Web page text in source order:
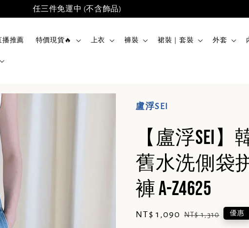
任三件免運中 (不含飾品)
播推薦 特價現貨🔥 上衣 褲裝 裙裝｜套裝 外套
盧浮SEI
【盧浮Sei
舊水洗側袋
褲 A-Z4625
Sale
NT$ 1,090 Regular
NT$ 1,310 優惠